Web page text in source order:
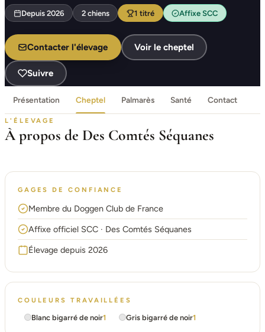
Depuis 2026 2 chiens 1 titré Affixe SCC
Contacter l'élevage Voir le cheptel
Suivre
Présentation Cheptel Palmarès Santé Contact
L'ÉLEVAGE
À propos de Des Comtés Séquanes
GAGES DE CONFIANCE
Membre du Doggen Club de France
Affixe officiel SCC · Des Comtés Séquanes
Élevage depuis 2026
COULEURS TRAVAILLÉES
Blanc bigarré de noir1 Gris bigarré de noir1